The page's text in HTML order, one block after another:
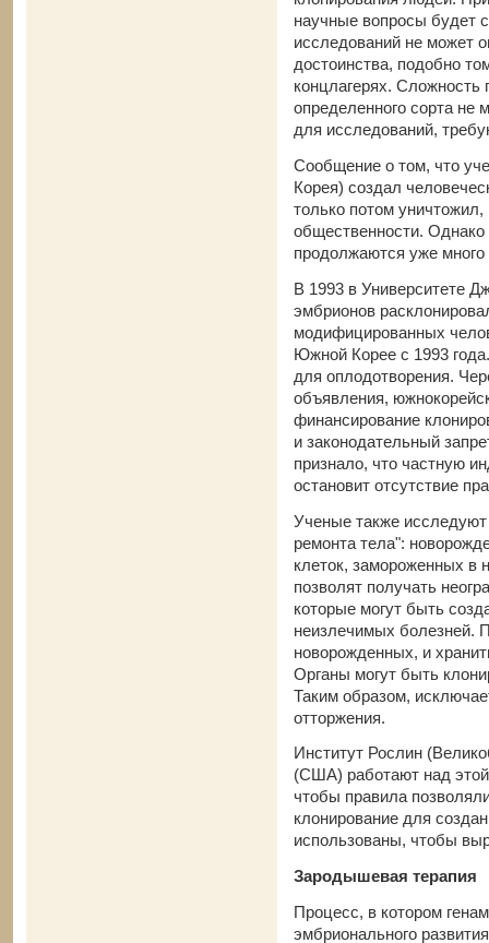
научные вопросы будет
исследований не может
достоинства, подобно
концлагерях.
определенного сорта не
для исследований,
Сообщение о том, что
Корея) создал
только потом
общественности.
продолжаются уже много
В 1993 в Университете
эмбрионов
модифицированных
Южной Корее с 1993
для оплодотворения.
объявления,
финансирование
и законодательный
признало, что частную
остановит отсутствие
Ученые также
ремонта тела":
клеток, замороженных в
позволят получать
которые могут быть
неизлечимых болезней.
новорожденных, и
Органы могут быть
Таким образом,
отторжения.
Институт Рослин
(США) работают над
чтобы правила
клонирование для
использованы, чтобы
Зародышевая терапия
Процесс, в котором
эмбрионального